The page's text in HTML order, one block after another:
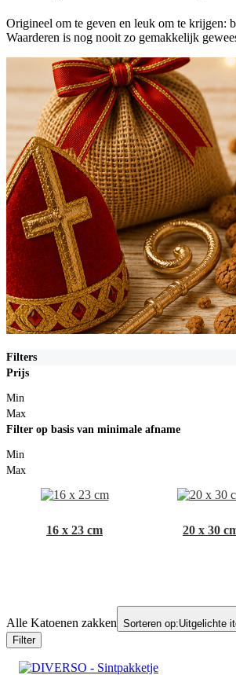
Origineel om te geven en leuk om te krijgen:
Waarderen is nog nooit zo gemakkelijk
Filters
Prijs
Min
Max
Filter op basis van minimale afname
Min
Max
16 x 23 cm 20 x 30
Alle Katoenen zakken Sorteren op:Uitgelichte
Filter